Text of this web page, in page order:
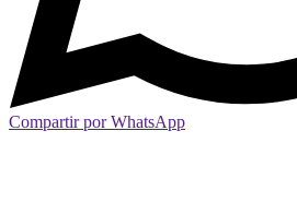
Compartir por WhatsApp